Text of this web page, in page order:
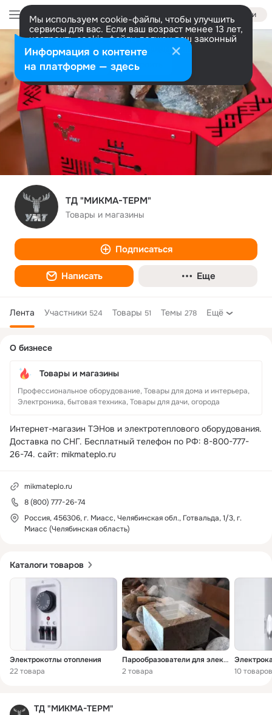
Войти
Мы используем cookie-файлы, чтобы улучшить
сервисы для вас. Если ваш возраст менее 13 лет,
настроить cookie-файлы должен ваш законный
представитель. Больше информации
Разрешить все Настроить
ТД "МИКМА-ТЕРМ"
Товары и магазины
Подписаться
Написать Еще
Лента Участники 524 Товары 51 Темы 278 Ещё
Каталоги товаров
Электрокотлы отопления
22 товара
Парообразователи для электрокаменок
2 товара
10 товаров
ТД "МИКМА-ТЕРМ"
колонка
О бизнесе
Товары и магазины
Профессиональное оборудование, Товары для дома и интерьера,
Электроника, бытовая техника, Товары для дачи, огорода
Интернет-магазин ТЭНов и электротеплового оборудования.
Доставка по СНГ. Бесплатный телефон по РФ: 8-800-777-
26-74. сайт: mikmateplo.ru
mikmateplo.ru
8 (800) 777-26-74
Россия, 456306, г. Миасс, Челябинская обл., Готвальда, 1/3, г.
Миасс (Челябинская область)
Информация о контенте
на платформе — здесь